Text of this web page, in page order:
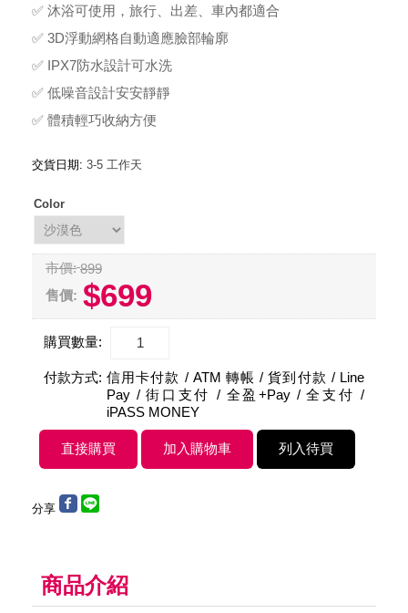
✅ 沐浴可使用，旅行、出差、車內都適合
✅ 3D浮動網格自動適應臉部輪廓
✅ IPX7防水設計可水洗
✅ 低噪音設計安安靜靜
✅ 體積輕巧收納方便
交貨日期: 3-5 工作天
Color
市價: 899
售價: $699
購買數量:
付款方式: 信用卡付款 / ATM 轉帳 / 貨到付款 / Line
Pay / 街口支付 / 全盈+Pay / 全支付 /
iPASS MONEY
分享
商品介紹